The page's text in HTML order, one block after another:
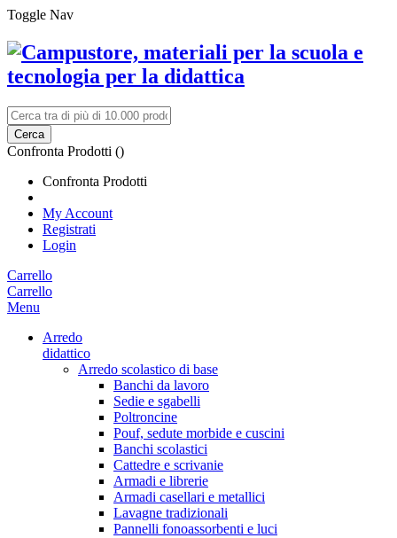
Toggle Nav
Cerca
Confronta Prodotti ()
Confronta Prodotti
My Account
Registrati
Login
Carrello
Carrello
Menu
Arredo
didattico
Arredo scolastico di base
Banchi da lavoro
Sedie e sgabelli
Poltroncine
Pouf, sedute morbide e cuscini
Banchi scolastici
Cattedre e scrivanie
Armadi e librerie
Armadi casellari e metallici
Lavagne tradizionali
Pannelli fonoassorbenti e luci